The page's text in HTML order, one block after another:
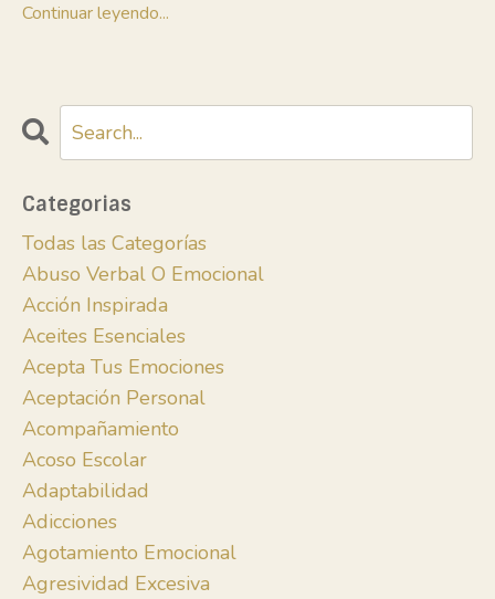
Continuar leyendo...
Categorias
Todas las Categorías
Abuso Verbal O Emocional
Acción Inspirada
Aceites Esenciales
Acepta Tus Emociones
Aceptación Personal
Acompañamiento
Acoso Escolar
Adaptabilidad
Adicciones
Agotamiento Emocional
Agresividad Excesiva